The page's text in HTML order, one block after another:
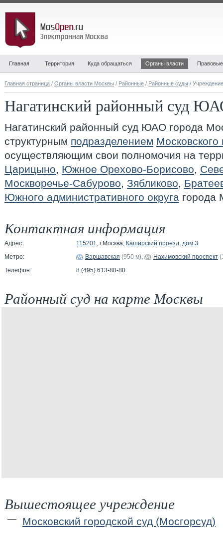
Главная Территория Куда обращаться Органы власти
Главная страница / Органы власти Москвы / Районные / Районные суды / Учреждение
Нагатинский районный суд
Нагатинский районный суд ЮАО города
структурным подразделением Московского
осуществляющим свои полномочия на
Царицыно, Южное Орехово-Борисово,
Москворечье-Сабурово, Зябликово,
Южного административного округа города
Контактная информация
Адрес: 115201, г.Москва, Каширский проезд, дом 3
Метро:
Варшавская (950 м), Нахимовский проспект
Телефон:
8 (495) 613-80-80
Районный суд на карте Москвы
Вышестоящее учреждение
Московский городской суд (Мосгорсуд)